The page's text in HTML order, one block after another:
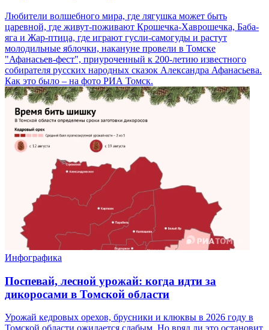
Любители волшебного мира, где лягушка может быть
царевной, где живут-поживают Крошечка-Хаврошечка, Баба-
яга и Жар-птица, где играют гусли-самогуды и растут
молодильные яблочки, накануне провели в Томске
"Афанасьев-фест", приуроченный к 200-летию известного
собирателя русских народных сказок Александра Афанасьева.
Как это было – на фото РИА Томск.
Инфографика
Поспевай, лесной урожай: когда идти за
дикоросами в Томской области
Урожай кедровых орехов, брусники и клюквы в 2026 году в